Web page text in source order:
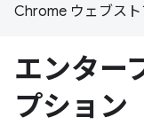
Chrome ウェブスト
エンター
プション